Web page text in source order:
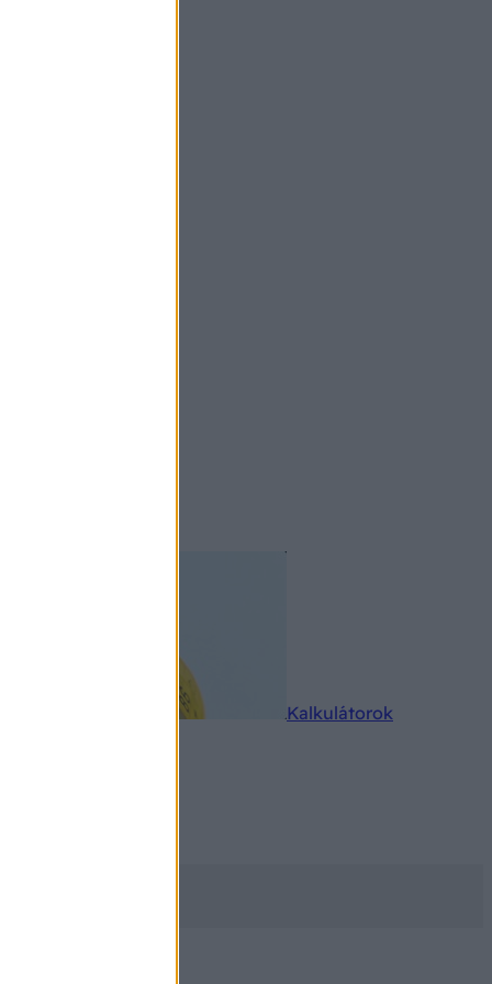
Kalkulátorok